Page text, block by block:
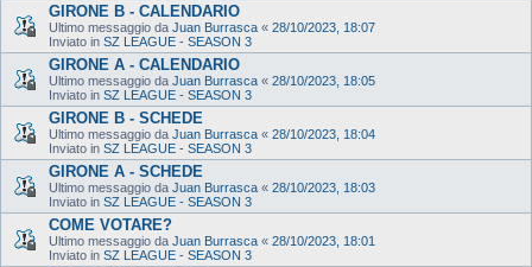
GIRONE B - CALENDARIO
Ultimo messaggio da Juan Burrasca « 28/10/2023, 18:07
Inviato in SZ LEAGUE - SEASON 3
GIRONE A - CALENDARIO
Ultimo messaggio da Juan Burrasca « 28/10/2023, 18:05
Inviato in SZ LEAGUE - SEASON 3
GIRONE B - SCHEDE
Ultimo messaggio da Juan Burrasca « 28/10/2023, 18:04
Inviato in SZ LEAGUE - SEASON 3
GIRONE A - SCHEDE
Ultimo messaggio da Juan Burrasca « 28/10/2023, 18:03
Inviato in SZ LEAGUE - SEASON 3
COME VOTARE?
Ultimo messaggio da Juan Burrasca « 28/10/2023, 18:01
Inviato in SZ LEAGUE - SEASON 3